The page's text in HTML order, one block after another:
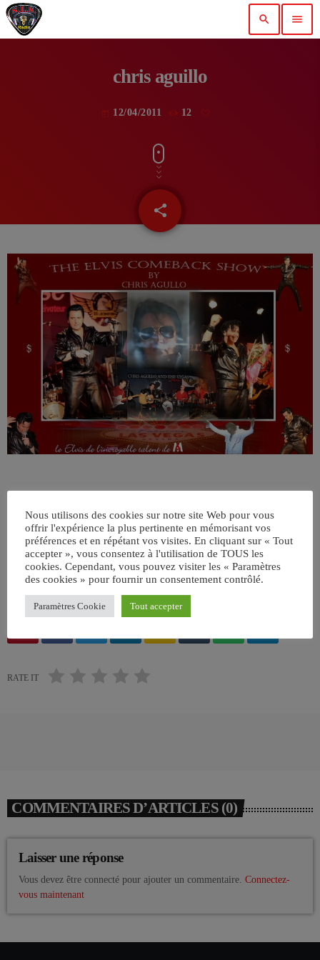
search menu
chris aguillo
12/04/2011 12
share
email
ÉCRIT PAR:JEAN-CLAUDE
RATE IT
COMMENTAIRES D’ARTICLES (0)
Laisser une réponse
Vous devez être connecté pour ajouter un commentaire. Connectez-
vous maintenant
Nous utilisons des cookies sur notre site Web pour vous
offrir l'expérience la plus pertinente en mémorisant vos
préférences et en répétant vos visites. En cliquant sur « Tout
accepter », vous consentez à l'utilisation de TOUS les
cookies. Cependant, vous pouvez visiter les « Paramètres
des cookies » pour fournir un consentement contrôlé.
Paramètres Cookie Tout accepter